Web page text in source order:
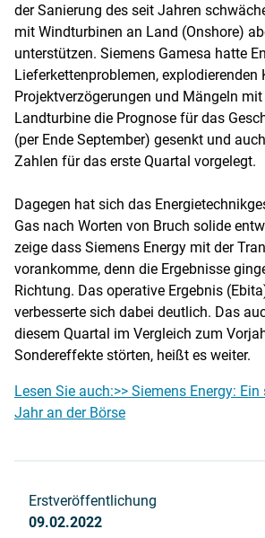
der Sanierung des seit Jahren
mit Windturbinen an Land (Onshore)
unterstützen. Siemens Gamesa hatte
Lieferkettenproblemen, explodierenden
Projektverzögerungen und Mängeln mit
Landturbine die Prognose für das
(per Ende September) gesenkt und
Zahlen für das erste Quartal vorgelegt.
Dagegen hat sich das
Gas nach Worten von Bruch solide
zeige dass Siemens Energy mit der
vorankomme, denn die Ergebnisse
Richtung. Das operative Ergebnis
verbesserte sich dabei deutlich. Das
diesem Quartal im Vergleich zum
Sondereffekte störten, heißt es weiter.
Lesen Sie auch:>> Siemens Energy:
Jahr an der Börse
Erstveröffentlichung
09.02.2022